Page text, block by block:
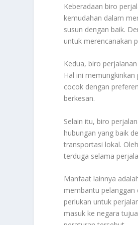
Keberadaan biro
kemudahan dalam
susun dengan baik.
untuk merencanakan
Kedua, biro
Hal ini
cocok dengan
berkesan.
Selain itu, biro
hubungan yang baik
transportasi lokal.
terduga selama
Manfaat lainnya
membantu pelanggan
perlukan untuk
masuk ke negara